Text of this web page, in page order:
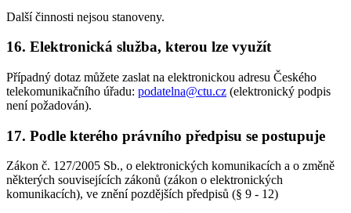
Další činnosti nejsou stanoveny.
16. Elektronická služba, kterou lze využít
Případný dotaz můžete zaslat na elektronickou adresu Českého
telekomunikačního úřadu: podatelna@ctu.cz (elektronický podpis
není požadován).
17. Podle kterého právního předpisu se postupuje
Zákon č. 127/2005 Sb., o elektronických komunikacích a o změně
některých souvisejících zákonů (zákon o elektronických
komunikacích), ve znění pozdějších předpisů (§ 9 - 12)